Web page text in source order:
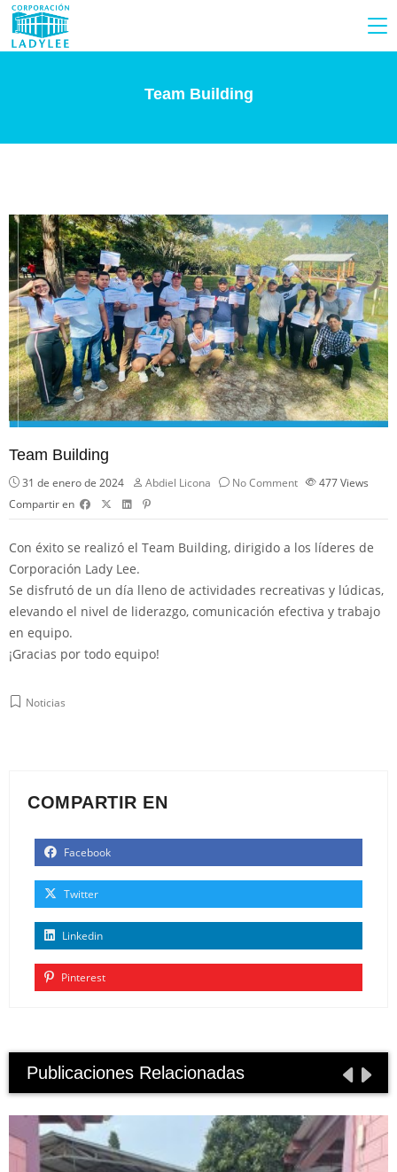
Team Building
Team Building
31 de enero de 2024 Abdiel Licona No Comment 477Views
Compartir en
Con éxito se realizó el Team Building, dirigido a los líderes de
Corporación Lady Lee.
Se disfrutó de un día lleno de actividades recreativas y lúdicas,
elevando el nivel de liderazgo, comunicación efectiva y trabajo
en equipo.
¡Gracias por todo equipo!
Noticias
COMPARTIR EN
Facebook
Twitter
Linkedin
Pinterest
Publicaciones Relacionadas